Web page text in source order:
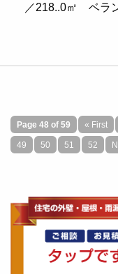
／218..0㎡ ベラ
Page 48 of 59 « First
49 50 51 52